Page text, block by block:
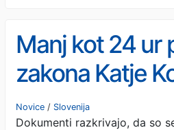
Manj kot 24 ur
zakona Katje
spremembe
Novice / Slovenija
Dokumenti razkrivajo, da so